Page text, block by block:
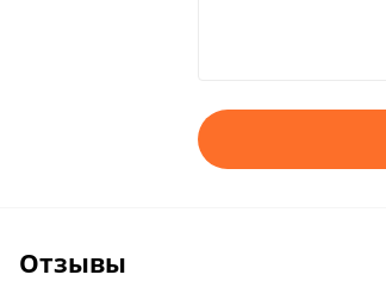
Отзывы